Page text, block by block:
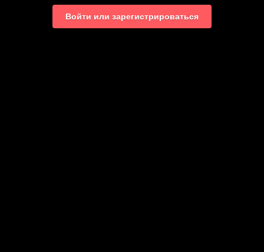
Войти или зарегистрироваться